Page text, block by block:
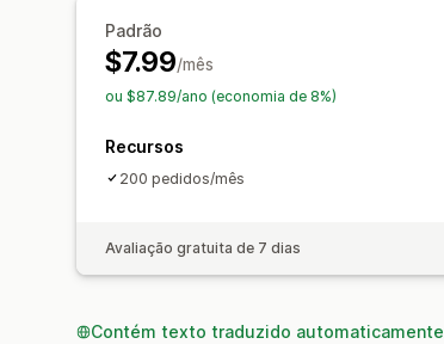
Padrão
$7.99/mês
ou $87.89/ano (economia de 8%)
Recursos
200 pedidos/mês
Avaliação gratuita de 7 dias
Contém texto traduzido automaticamente